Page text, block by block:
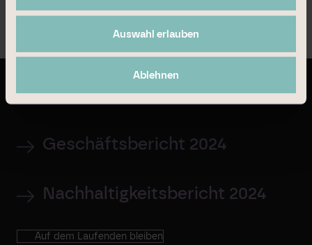
Auswahl erlauben
Ablehnen
Letzte Publikationen
Geschäftsbericht 2024
Nachhaltigkeitsbericht 2024
Auf dem Laufenden bleiben